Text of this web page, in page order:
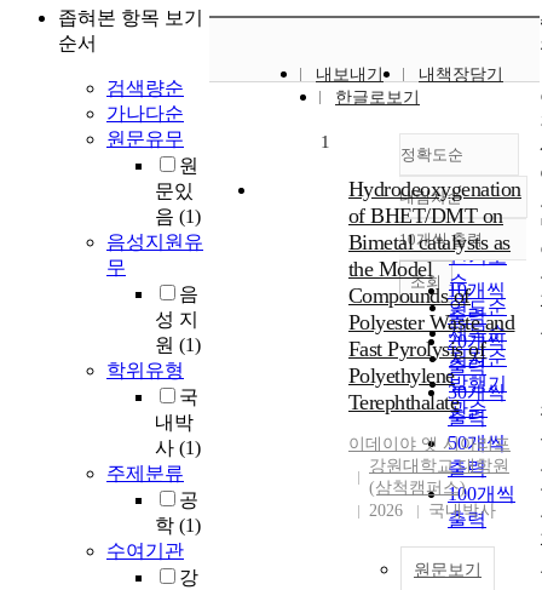
좁혀본 항목 보기
순서
검색량순
가나다순
원문유무
원
문있
음 (1)
음성지원유
무
음
성 지
원 (1)
학위유형
국
내박
사 (1)
주제분류
공
학 (1)
수여기관
강
내보내기
내책장담기
한글로보기
정확도순
정확도
순
인기도
순
연도순
제목순
저자순
발행기
관순
내림차순
내림차순
10개씩 출력
10개씩
출력
20개씩
출력
30개씩
출력
50개씩
출력
100개씩
출력
조회
1
Hydrodeoxygenation
of BHET/DMT on
Bimetal catalysts as
the Model
Compounds of
Polyester Waste and
Fast Pyrolysis of
Polyethylene
Terephthalate
이데이야 앳 시아리프
강원대학교 대학원
(삼척캠퍼스)
2026
국내박사
원문보기